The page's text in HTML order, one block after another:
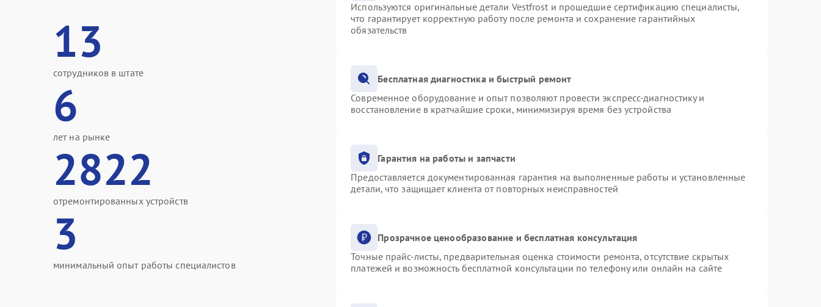
13
сотрудников в штате
6
лет на рынке
2822
отремонтированных устройств
3
минимальный опыт работы специалистов
Используются оригинальные детали Vestfrost и прошедшие сертификацию специалисты,
что гарантирует корректную работу после ремонта и сохранение гарантийных
обязательств
Бесплатная диагностика и быстрый ремонт
Современное оборудование и опыт позволяют провести экспресс-диагностику и
восстановление в кратчайшие сроки, минимизируя время без устройства
Гарантия на работы и запчасти
Предоставляется документированная гарантия на выполненные работы и установленные
детали, что защищает клиента от повторных неисправностей
Прозрачное ценообразование и бесплатная консультация
Точные прайс-листы, предварительная оценка стоимости ремонта, отсутствие скрытых
платежей и возможность бесплатной консультации по телефону или онлайн на сайте